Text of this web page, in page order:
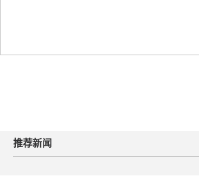
推荐新闻